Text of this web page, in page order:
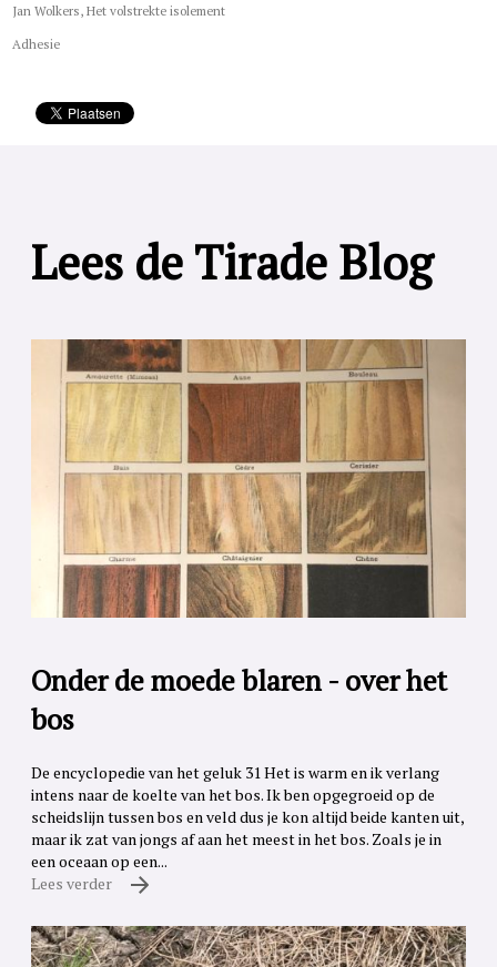
Jan Wolkers, Het volstrekte isolement
Adhesie
Lees de Tirade Blog
Onder de moede blaren - over het
bos
De encyclopedie van het geluk 31 Het is warm en ik verlang
intens naar de koelte van het bos. Ik ben opgegroeid op de
scheidslijn tussen bos en veld dus je kon altijd beide kanten uit,
maar ik zat van jongs af aan het meest in het bos. Zoals je in
een oceaan op een...
Lees verder